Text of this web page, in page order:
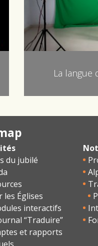
La langue
du jubilé
les Églises
interactifs
“Traduire”
et rapports